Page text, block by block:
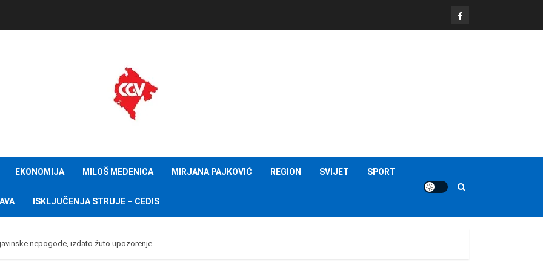
FB
EKONOMIJA MILOŠ MEDENICA MIRJANA PAJKOVIĆ REGION SVIJET SPORT
ISKLJUČENJA STRUJE – CEDIS
nepogode, izdato žuto upozorenje